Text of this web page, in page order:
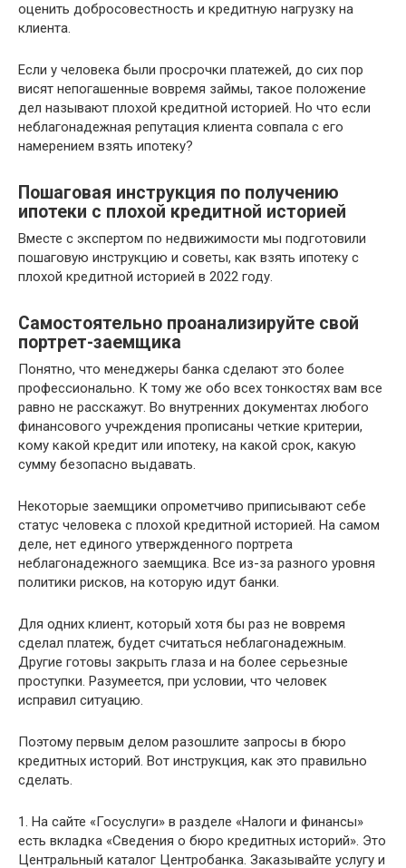
оценить добросовестность и кредитную нагрузку на
клиента.
Если у человека были просрочки платежей, до сих пор
висят непогашенные вовремя займы, такое положение
дел называют плохой кредитной историей. Но что если
неблагонадежная репутация клиента совпала с его
намерением взять ипотеку?
Пошаговая инструкция по получению
ипотеки с плохой кредитной историей
Вместе с экспертом по недвижимости мы подготовили
пошаговую инструкцию и советы, как взять ипотеку с
плохой кредитной историей в 2022 году.
Самостоятельно проанализируйте свой
портрет-заемщика
Понятно, что менеджеры банка сделают это более
профессионально. К тому же обо всех тонкостях вам все
равно не расскажут. Во внутренних документах любого
финансового учреждения прописаны четкие критерии,
кому какой кредит или ипотеку, на какой срок, какую
сумму безопасно выдавать.
Некоторые заемщики опрометчиво приписывают себе
статус человека с плохой кредитной историей. На самом
деле, нет единого утвержденного портрета
неблагонадежного заемщика. Все из-за разного уровня
политики рисков, на которую идут банки.
Для одних клиент, который хотя бы раз не вовремя
сделал платеж, будет считаться неблагонадежным.
Другие готовы закрыть глаза и на более серьезные
проступки. Разумеется, при условии, что человек
исправил ситуацию.
Поэтому первым делом разошлите запросы в бюро
кредитных историй. Вот инструкция, как это правильно
сделать.
1. На сайте «Госуслуги» в разделе «Налоги и финансы»
есть вкладка «Сведения о бюро кредитных историй». Это
Центральный каталог Центробанка. Заказывайте услугу и